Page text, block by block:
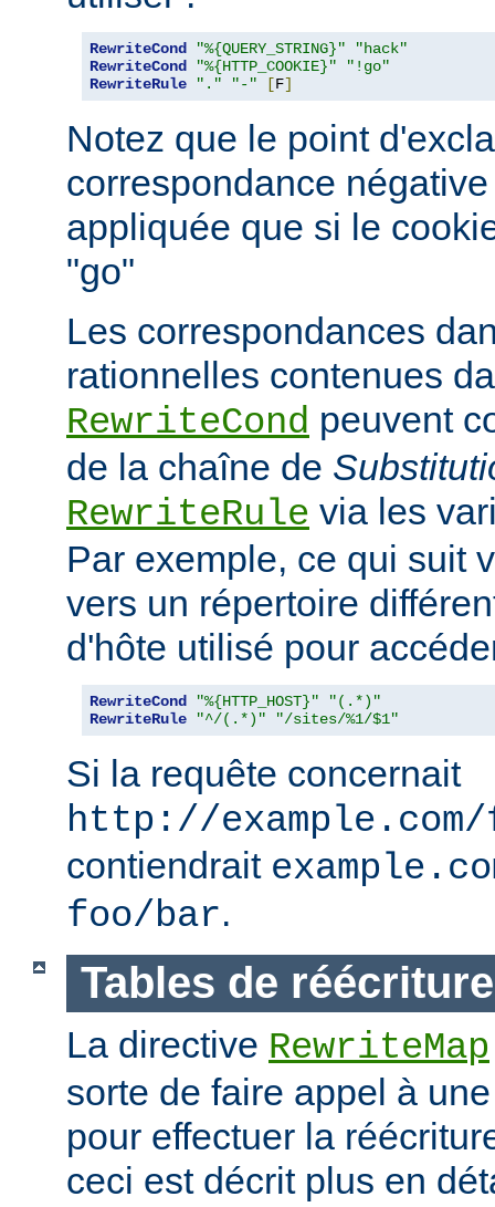
RewriteCond "%{QUERY_STRING}"
"hack"
RewriteCond
"%{HTTP_COOKIE}"
"!go"
RewriteRule
"." "-" [F]
Notez que le point
correspondance
appliquée que si le
"go"
Les correspondances
rationnelles contenues
RewriteCond peuvent
de la chaîne de
RewriteRule via les
Par exemple, ce qui suit
vers un répertoire
d'hôte utilisé pour
RewriteCond "%{HTTP_HOST}"
"(.*)"
RewriteRule
"^/(.*)" "/sites/%1/$1"
Si la requête concernait
http://
contiendrait
foo/bar.
Tables de réécriture
La directive RewriteMap
sorte de faire appel à
pour effectuer la
ceci est décrit plus en